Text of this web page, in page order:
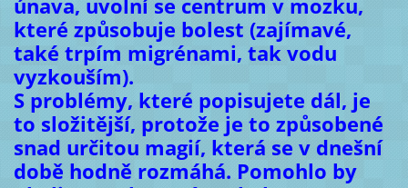
únava, uvolní se centrum v mozku,
které způsobuje bolest (zajímavé,
také trpím migrénami, tak vodu
vyzkouším).
S problémy, které popisujete dál, je
to složitější, protože je to způsobené
snad určitou magií, která se v dnešní
době hodně rozmáhá. Pomohlo by